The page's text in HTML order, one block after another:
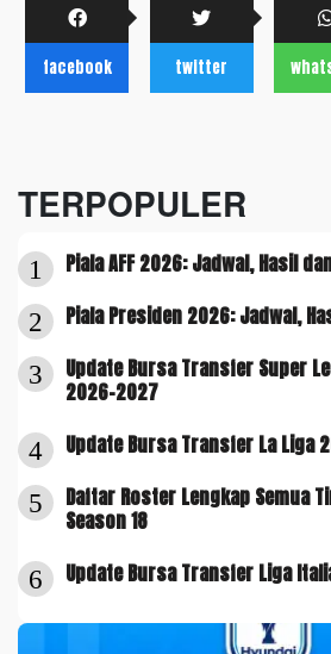
facebook twitter
TERPOPULER
1 Piala AFF 2026: Jadwal, Hasil
2 Piala Presiden 2026: Jadwal,
3
Update Bursa Transfer Super
2026-2027
4 Update Bursa Transfer La Liga
5
Daftar Roster Lengkap Semua
Season 18
6 Update Bursa Transfer Liga